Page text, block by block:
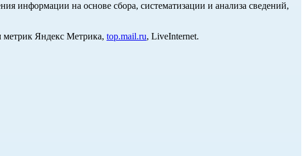
информации на основе сбора, систематизации и анализа сведений,
метрик Яндекс Метрика, top.mail.ru, LiveInternet.